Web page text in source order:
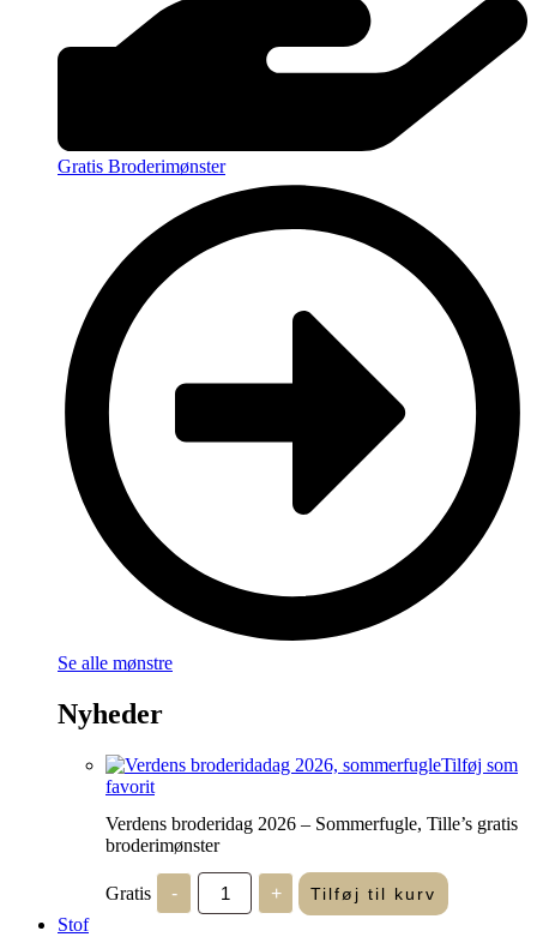
Gratis Broderimønster
Se alle mønstre
Nyheder
Tilføj som
favorit
Verdens broderidag 2026 – Sommerfugle, Tille’s gratis
broderimønster
Gratis -
Verdens
broderidag
2026
+ Tilføj til kurv
Stof